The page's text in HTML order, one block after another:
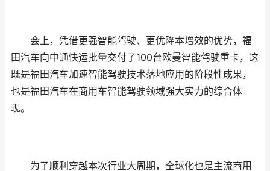
会上，凭借更强智能驾驶、更优降本增效的优势，福
田汽车向中通快运批量交付了100台欧曼智能驾驶重卡，这
既是福田汽车加速智能驾驶技术落地应用的阶段性成果，
也是福田汽车在商用车智能驾驶领域强大实力的综合体
现。
为了顺利穿越本次行业大周期，全球化也是主流商用